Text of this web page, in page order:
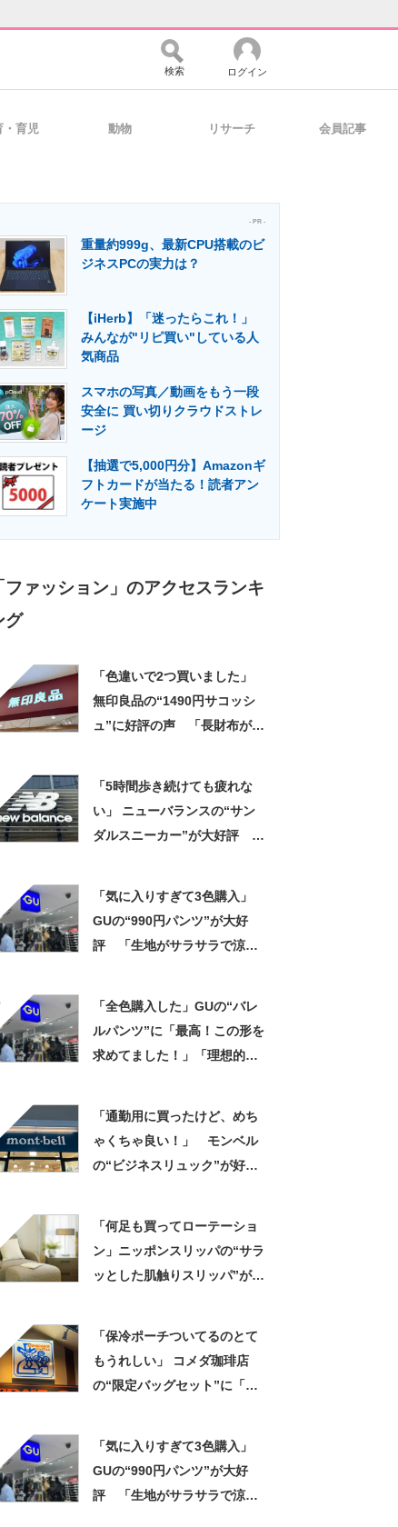
ュニティ マーケ×ITの今がよく分かる
用を支援
メディア 建設×テクノロジーの最前線
検索 ログイン
・育児 動物 リサーチ 会員記事
- PR -
重量約999g、最新CPU搭載のビ
ジネスPCの実力は？
【iHerb】「迷ったらこれ！」
みんなが"リピ買い"している人
気商品
スマホの写真／動画をもう一段
安全に 買い切りクラウドストレ
ージ
【抽選で5,000円分】Amazonギ
フトカードが当たる！読者アン
ケート実施中
ファッション」のアクセスランキ
グ
「色違いで2つ買いました」
無印良品の“1490円サコッシ
ュ”に好評の声 「長財布が横
「5時間歩き続けても疲れな
い」 ニューバランスの“サン
ダルスニーカー”が大好評
「気に入りすぎて3色購入」
GUの“990円パンツ”が大好
評 「生地がサラサラで涼し
「全色購入した」GUの“バレ
ルパンツ”に「最高！この形を
求めてました！」「理想的な
「通勤用に買ったけど、めち
ゃくちゃ良い！」 モンベル
の“ビジネスリュック”が好
「何足も買ってローテーショ
ン」ニッポンスリッパの“サラ
ッとした肌触りスリッパ”が大
「保冷ポーチついてるのとて
もうれしい」 コメダ珈琲店
の“限定バッグセット”に「ペ
「気に入りすぎて3色購入」
GUの“990円パンツ”が大好
評 「生地がサラサラで涼し